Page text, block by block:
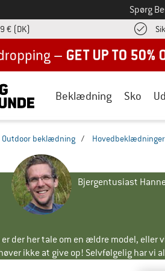
Spørg
€ (DK)
Beklædning Sko
Outdoor beklædning / Hovedbeklædninger
Bjergentusiast
der her tale om en ældre model,
ikke at give op! Selvfølgelig har vi